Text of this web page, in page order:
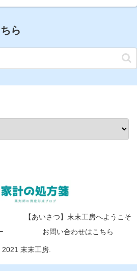
ら
【あいさつ】末末工房へようこそ
お問い合わせはこちら
末末工房.